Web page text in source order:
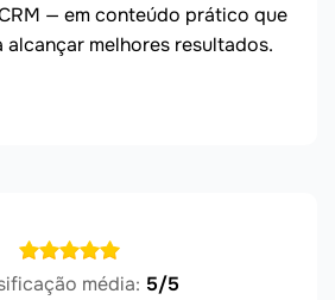
— em conteúdo prático que
alcançar melhores resultados.
média: 5/5